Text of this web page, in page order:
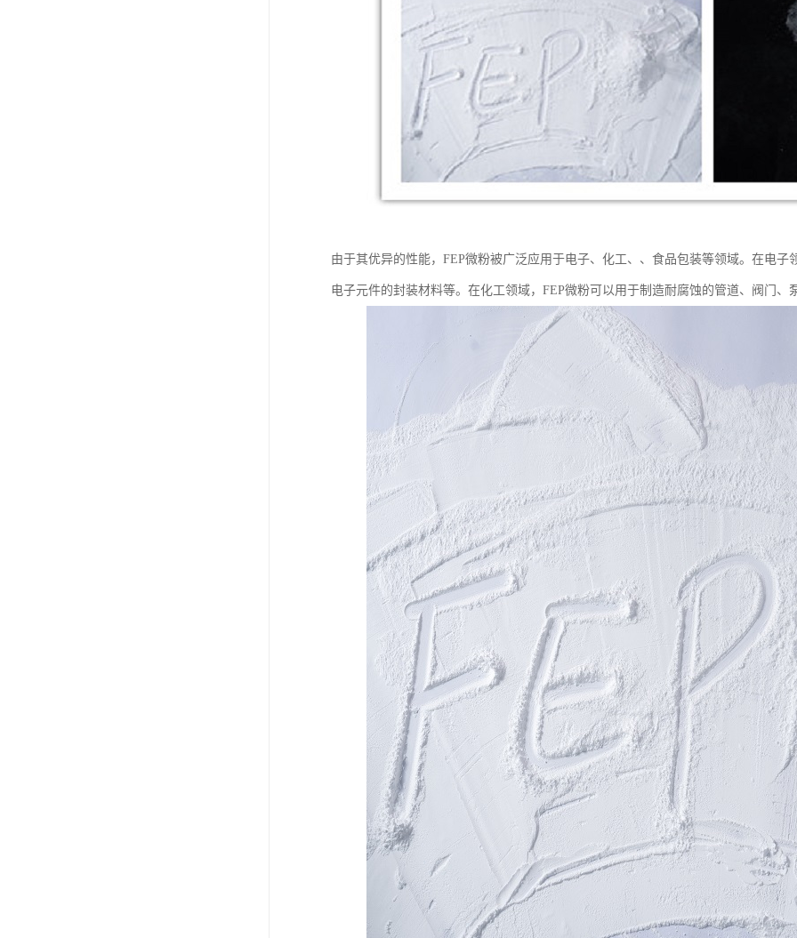
由于其优异的性能，FEP微粉被广泛应用于电子、化工、、食品包装等领域。在电
电子元件的封装材料等。在化工领域，FEP微粉可以用于制造耐腐蚀的管道、阀门、